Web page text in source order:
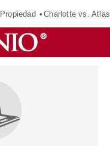
Propiedad Charlotte vs. Atlas